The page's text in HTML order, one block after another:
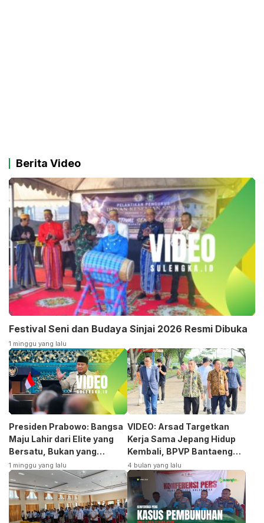
Berita Video
Festival Seni dan Budaya Sinjai 2026 Resmi Dibuka
1 minggu yang lalu
Presiden Prabowo: Bangsa
Maju Lahir dari Elite yang
Bersatu, Bukan yang
Terpecah
1 minggu yang lalu
VIDEO: Arsad Targetkan
Kerja Sama Jepang Hidup
Kembali, BPVP Bantaeng
Siap Bangkitkan Jurusan
Otomotif
4 bulan yang lalu